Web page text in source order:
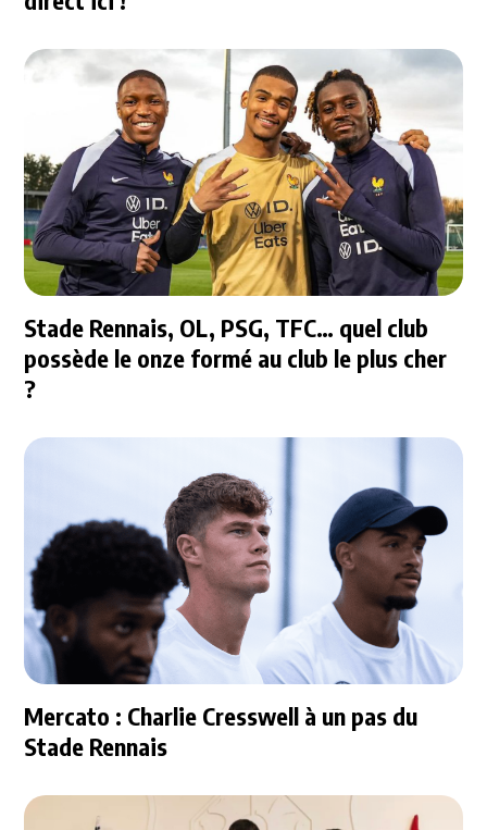
Stade Rennais, OL, PSG, TFC… quel club
possède le onze formé au club le plus cher
?
Mercato : Charlie Cresswell à un pas du
Stade Rennais